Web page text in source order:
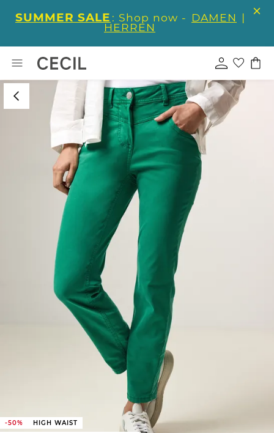
SUMMER SALE : Shop now - DAMEN |
HERREN
-50%
HIGH WAIST